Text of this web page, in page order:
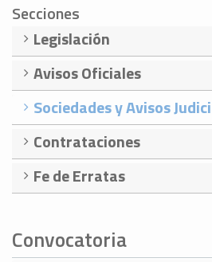
Secciones
Legislación
Avisos Oficiales
Sociedades y Avisos
Contrataciones
Fe de Erratas
Convocatoria